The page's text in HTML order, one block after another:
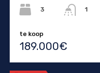
3
1
te koop
189.000€